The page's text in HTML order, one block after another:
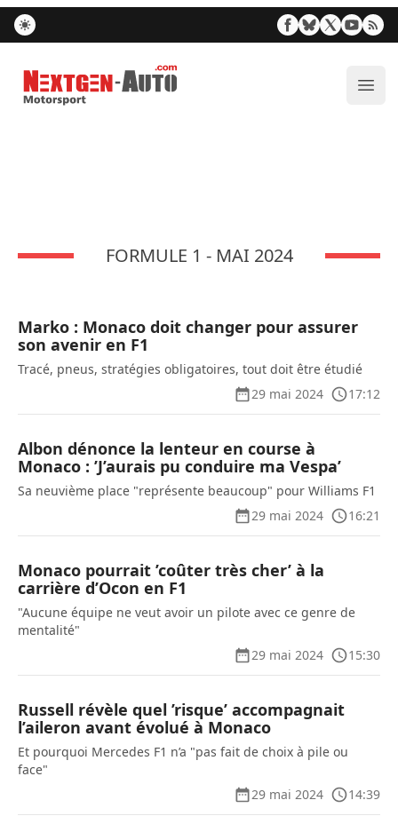
Nextgen-Auto.com
FORMULE 1 - MAI 2024
Marko : Monaco doit changer pour assurer
son avenir en F1
Tracé, pneus, stratégies obligatoires, tout doit être étudié
29 mai 2024
17:12
Albon dénonce la lenteur en course à
Monaco : ’J’aurais pu conduire ma Vespa’
Sa neuvième place "représente beaucoup" pour Williams F1
29 mai 2024
16:21
Monaco pourrait ’coûter très cher’ à la
carrière d’Ocon en F1
"Aucune équipe ne veut avoir un pilote avec ce genre de
mentalité"
29 mai 2024
15:30
Russell révèle quel ’risque’ accompagnait
l’aileron avant évolué à Monaco
Et pourquoi Mercedes F1 n’a "pas fait de choix à pile ou
face"
29 mai 2024
14:39